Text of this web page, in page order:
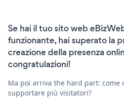
Se hai il tuo sito web
funzionante, hai superato la
creazione della presenza
congratulazioni!
Ma poi arriva the hard part: come
supportare più visitatori?